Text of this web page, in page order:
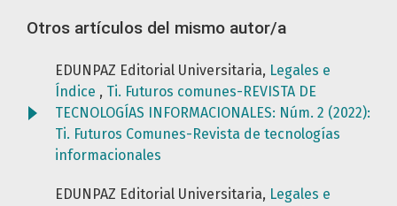
Otros artículos del mismo autor/a
EDUNPAZ Editorial Universitaria, Legales e
Índice , Ti. Futuros comunes-REVISTA DE
TECNOLOGÍAS INFORMACIONALES: Núm. 2 (2022):
Ti. Futuros Comunes-Revista de tecnologías
informacionales
EDUNPAZ Editorial Universitaria, Legales e